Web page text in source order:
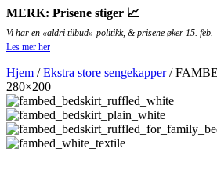
MERK: Prisene stiger 📈
Vi har en «aldri tilbud»-politikk, & prisene øker 15. feb.
Les mer her
Hjem /Ekstra store sengekapper/
280×200